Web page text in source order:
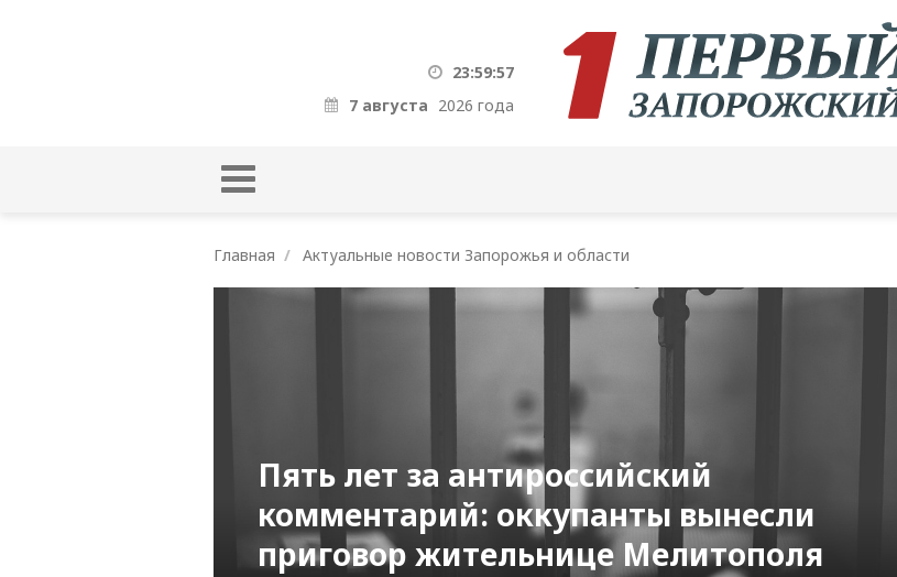
23:59:58
7 августа 2026 года
Главная Актуальные новости Запорожья и области
Пять лет за антироссийский
комментарий: оккупанты вынесли
приговор жительнице Мелитополя